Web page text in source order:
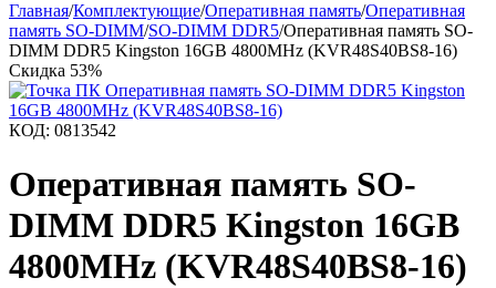
Главная/Комплектующие/Оперативная память/Оперативная
память SO-DIMM/SO-DIMM DDR5/Оперативная память SO-
DIMM DDR5 Kingston 16GB 4800MHz (KVR48S40BS8-16)
Скидка 53%
КОД: 0813542
Оперативная память SO-
DIMM DDR5 Kingston 16GB
4800MHz (KVR48S40BS8-16)